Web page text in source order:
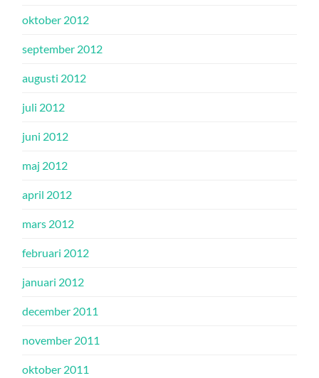
oktober 2012
september 2012
augusti 2012
juli 2012
juni 2012
maj 2012
april 2012
mars 2012
februari 2012
januari 2012
december 2011
november 2011
oktober 2011